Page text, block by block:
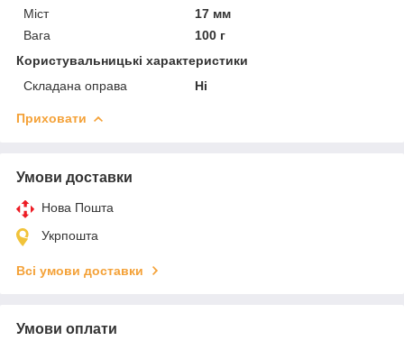
Міст
17 мм
Вага
100 г
Користувальницькі характеристики
Складана оправа
Ні
Приховати
Умови доставки
Нова Пошта
Укрпошта
Всі умови доставки
Умови оплати